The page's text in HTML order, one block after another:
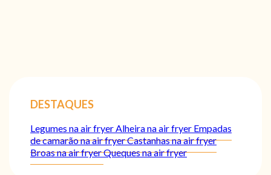
DESTAQUES
Legumes na air fryerAlheira na air fryer Empadas
de camarão na air fryerCastanhas na air fryer
Broas na air fryerQueques na air fryer